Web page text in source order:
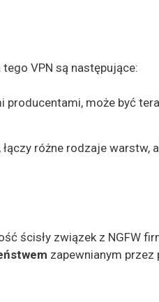
VPN są następujące:
producentami, może być
różne rodzaje warstw,
ścisły związek z NGFW
zapewnianym